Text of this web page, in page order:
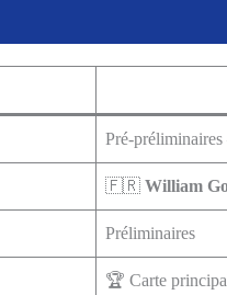
Pré-
🇫🇷 William
Préliminaires
🏆 Carte